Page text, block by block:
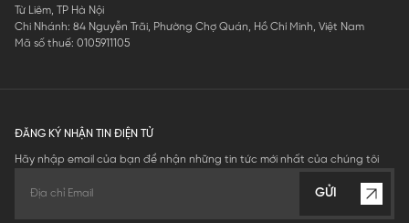
Từ Liêm, TP Hà Nội
Chi Nhánh: 84 Nguyễn Trãi, Phường Chợ Quán, Hồ Chí Minh, Việt Nam
Mã số thuế: 0105911105
ĐĂNG KÝ NHẬN TIN ĐIỆN TỬ
Hãy nhập email của bạn để nhận những tin tức mới nhất của chúng tôi
GỬI